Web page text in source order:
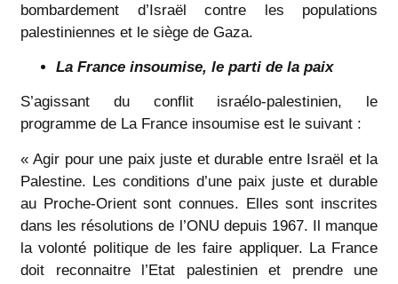
bombardement d’Israël contre les populations
palestiniennes et le siège de Gaza.
La France insoumise, le parti de la paix
S’agissant du conflit israélo-palestinien, le
programme de La France insoumise est le suivant :
« Agir pour une paix juste et durable entre Israël et la
Palestine. Les conditions d’une paix juste et durable
au Proche-Orient sont connues. Elles sont inscrites
dans les résolutions de l’ONU depuis 1967. Il manque
la volonté politique de les faire appliquer. La France
doit reconnaitre l’Etat palestinien et prendre une